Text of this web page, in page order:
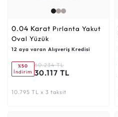
0.04 Karat
Oval Yüzük
12 aya varan Alışveriş Kredisi
%50
İndirim
60.234 TL
30.117 TL
10.795 TL x 3 taksit